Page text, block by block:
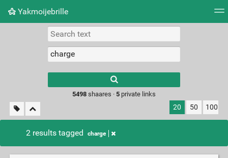
Yakmoijebrille
Picture wall
results.
5498shaares · 5private links
20 50 100
2 results tagged charge